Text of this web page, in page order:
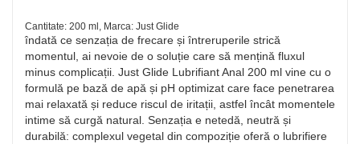
Cantitate: 200 ml, Marca: Just Glide
îndată ce senzația de frecare și întreruperile strică
momentul, ai nevoie de o soluție care să mențină fluxul
minus complicații. Just Glide Lubrifiant Anal 200 ml vine cu o
formulă pe bază de apă și pH optimizat care face penetrarea
mai relaxată și reduce riscul de iritații, astfel încât momentele
intime să curgă natural. Senzația e netedă, neutră și
durabilă: complexul vegetal din compoziție oferă o lubrifiere